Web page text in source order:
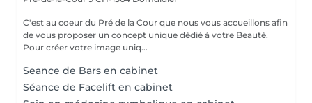
C'est au coeur du Pré de la Cour que nous vous accueillons afin
de vous proposer un concept unique dédié à votre Beauté.
Pour créer votre image uniq...
Seance de Bars en cabinet
Séance de Facelift en cabinet